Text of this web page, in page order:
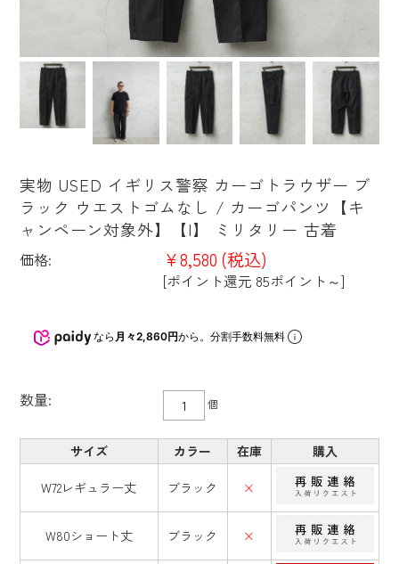
実物 USED イギリス警察 カーゴトラウザー ブ
ラック ウエストゴムなし / カーゴパンツ【キ
ャンペーン対象外】【I】 ミリタリー 古着
価格: ¥8,580 (税込)
[ポイント還元 85ポイント～]
なら 月々2,860円から。分割手数料無料
数量: 個
サイズ カラー 在庫 購入
W72レギュラー丈 ブラック ×
W80ショート丈 ブラック ×